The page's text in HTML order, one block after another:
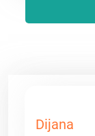
Dijana